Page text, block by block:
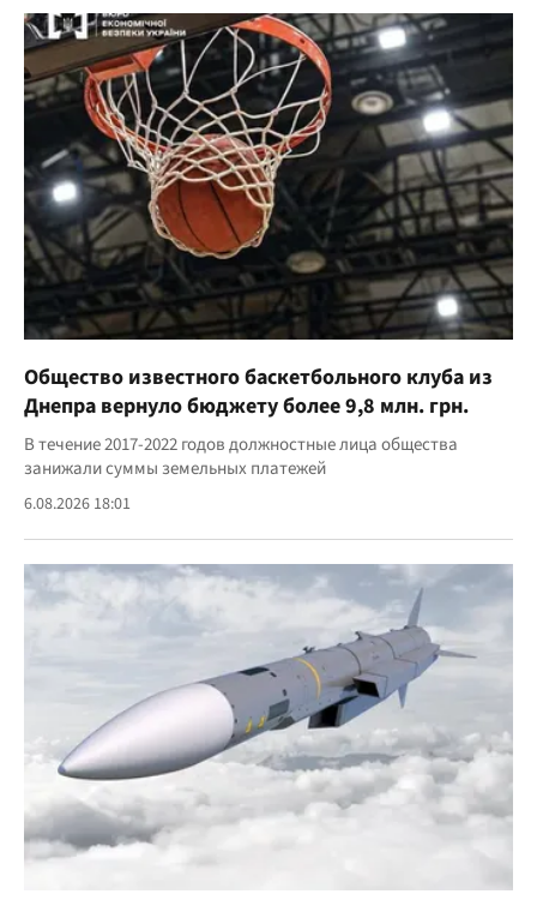
Общество известного баскетбольного клуба из
Днепра вернуло бюджету более 9,8 млн. грн.
В течение 2017-2022 годов должностные лица общества
занижали суммы земельных платежей
6.08.2026 18:01